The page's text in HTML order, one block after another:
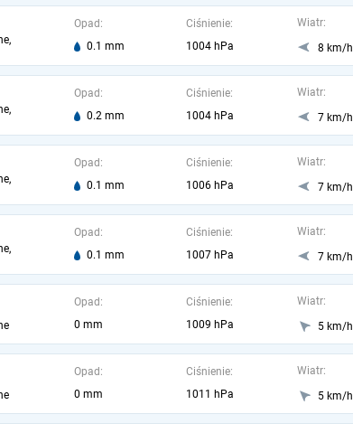
Opad:
0.1 mm
Ciśnienie:
1004 hPa
Wiatr:
8 km/h
Opad:
0.2 mm
Ciśnienie:
1004 hPa
Wiatr:
7 km/h
Opad:
0.1 mm
Ciśnienie:
1006 hPa
Wiatr:
7 km/h
Opad:
0.1 mm
Ciśnienie:
1007 hPa
Wiatr:
7 km/h
Opad:
0 mm
Ciśnienie:
1009 hPa
Wiatr:
5 km/h
Opad:
0 mm
Ciśnienie:
1011 hPa
Wiatr:
5 km/h